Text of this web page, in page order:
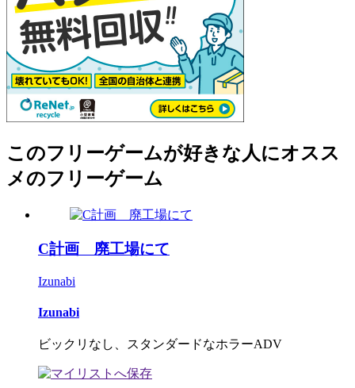
このフリーゲームが好きな人にオスス
メのフリーゲーム
C計画 廃工場にて
Izunabi
Izunabi
ビックリなし、スタンダードなホラーADV